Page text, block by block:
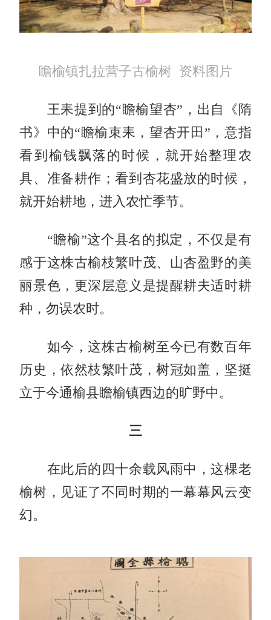
瞻榆镇扎拉营子古榆树 资料图片
王耒提到的“瞻榆望杏”，出自《隋
书》中的“瞻榆束耒，望杏开田”，意指
看到榆钱飘落的时候，就开始整理农
具、准备耕作；看到杏花盛放的时候，
就开始耕地，进入农忙季节。
“瞻榆”这个县名的拟定，不仅是有
感于这株古榆枝繁叶茂、山杏盈野的美
丽景色，更深层意义是提醒耕夫适时耕
种，勿误农时。
如今，这株古榆树至今已有数百年
历史，依然枝繁叶茂，树冠如盖，坚挺
立于今通榆县瞻榆镇西边的旷野中。
三
在此后的四十余载风雨中，这棵老
榆树，见证了不同时期的一幕幕风云变
幻。